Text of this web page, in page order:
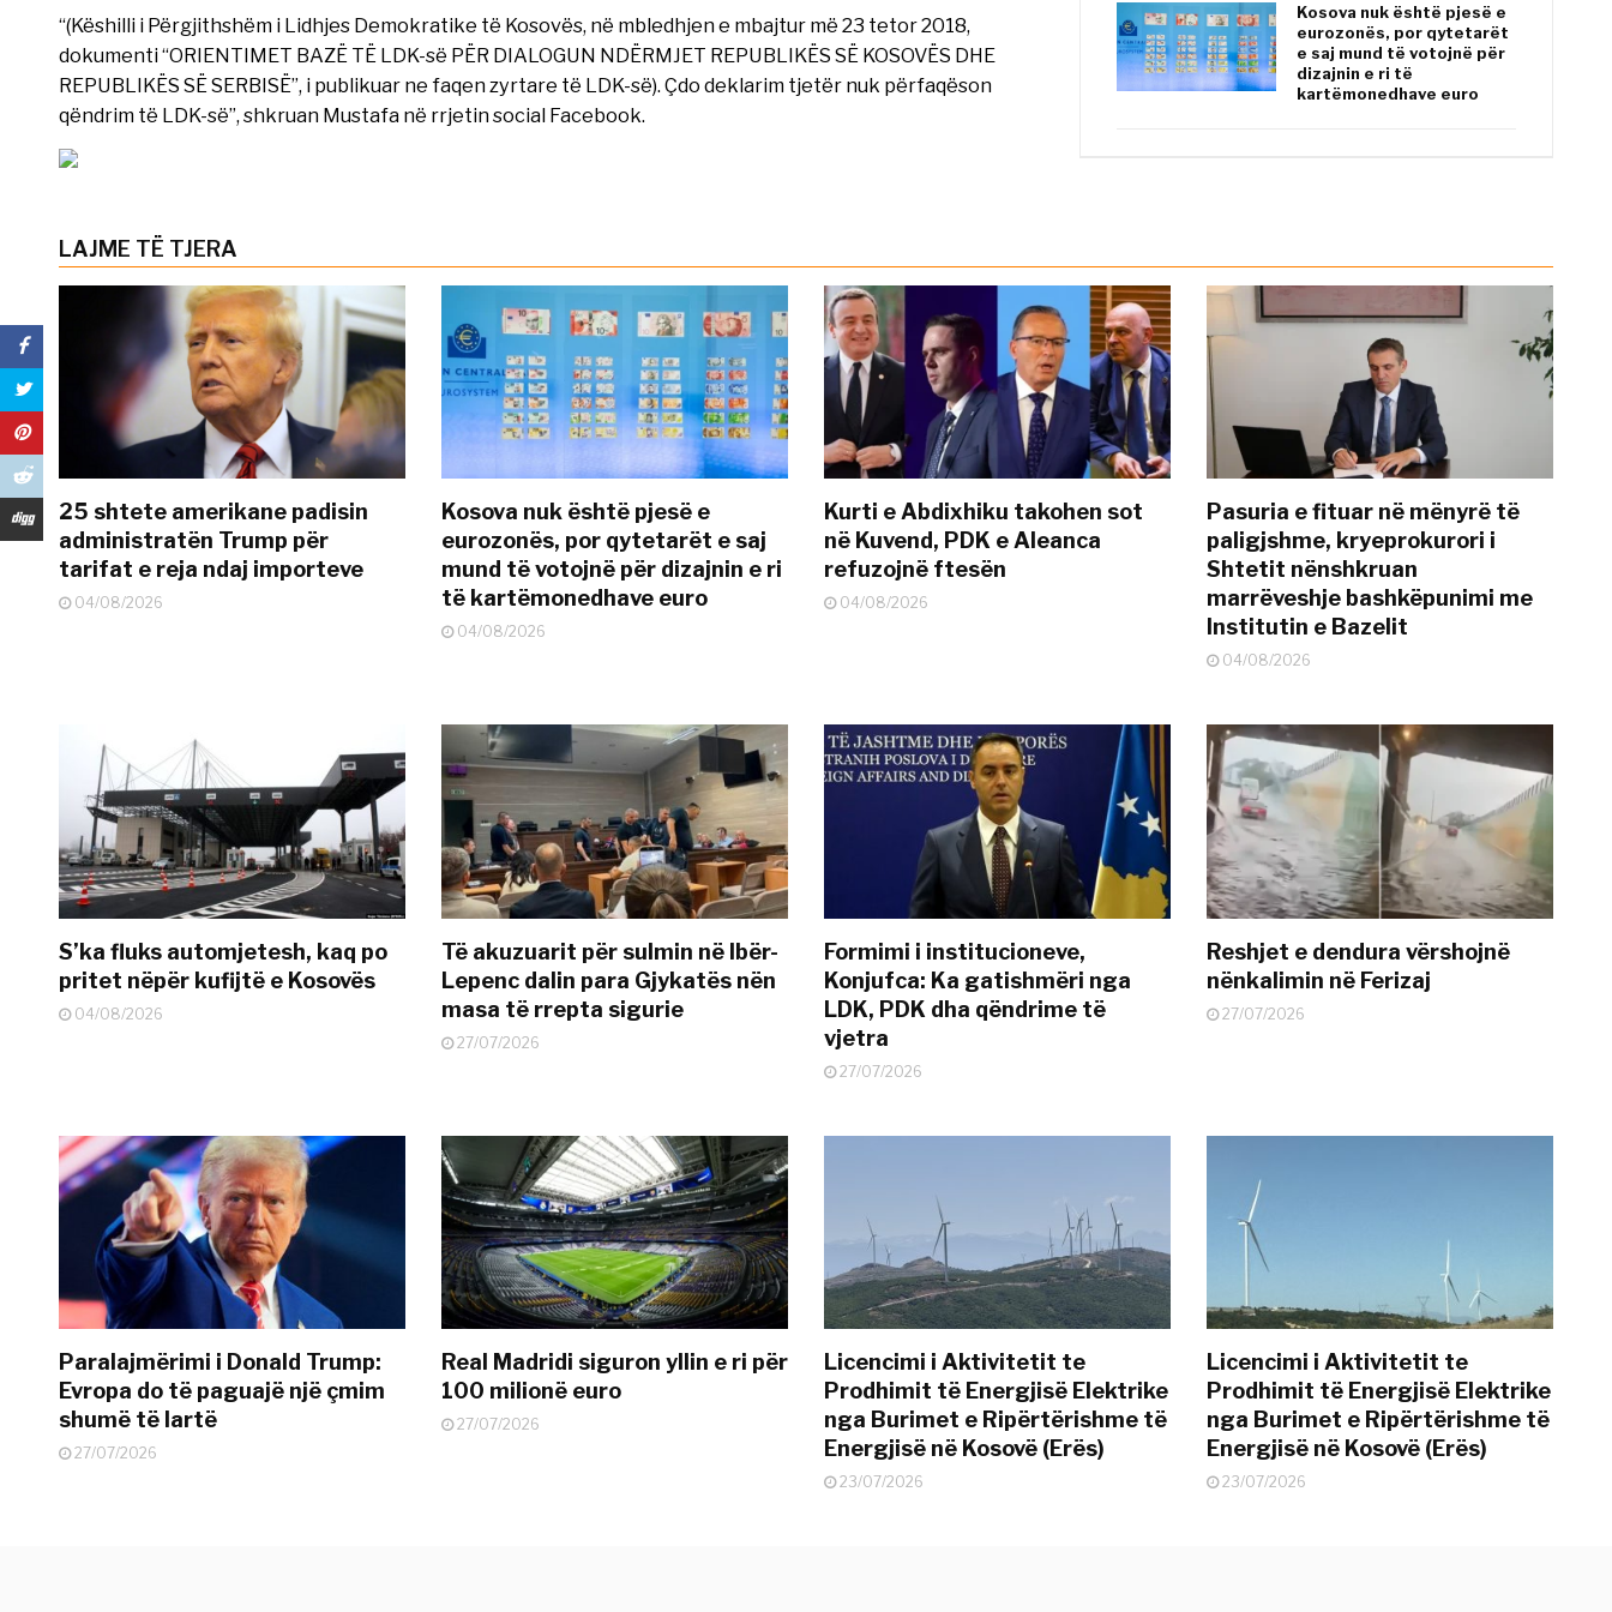
“(Këshilli i Përgjithshëm i Lidhjes Demokratike të Kosovës, në mbledhjen e mbajtur më 23 tetor 2018,
dokumenti “ORIENTIMET BAZË TË LDK-së PËR DIALOGUN NDËRMJET REPUBLIKËS SË KOSOVËS DHE
REPUBLIKËS SË SERBISË”, i publikuar ne faqen zyrtare të LDK-së). Çdo deklarim tjetër nuk përfaqëson
qëndrim të LDK-së”, shkruan Mustafa në rrjetin social Facebook.
Kosova nuk është pjesë e
eurozonës, por qytetarët
e saj mund të votojnë për
dizajnin e ri të
kartëmonedhave euro
LAJME TË TJERA
25 shtete amerikane padisin
administratën Trump për
tarifat e reja ndaj importeve
04/08/2026
Kosova nuk është pjesë e
eurozonës, por qytetarët e saj
mund të votojnë për dizajnin e ri
të kartëmonedhave euro
04/08/2026
Kurti e Abdixhiku takohen sot
në Kuvend, PDK e Aleanca
refuzojnë ftesën
04/08/2026
Pasuria e fituar në mënyrë të
paligjshme, kryeprokurori i
Shtetit nënshkruan
marrëveshje bashkëpunimi me
Institutin e Bazelit
04/08/2026
S’ka fluks automjetesh, kaq po
pritet nëpër kufijtë e Kosovës
04/08/2026
Të akuzuarit për sulmin në Ibër-
Lepenc dalin para Gjykatës nën
masa të rrepta sigurie
27/07/2026
Formimi i institucioneve,
Konjufca: Ka gatishmëri nga
LDK, PDK dha qëndrime të
vjetra
27/07/2026
Reshjet e dendura vërshojnë
nënkalimin në Ferizaj
27/07/2026
Paralajmërimi i Donald Trump:
Evropa do të paguajë një çmim
shumë të lartë
27/07/2026
Real Madridi siguron yllin e ri për
100 milionë euro
27/07/2026
Licencimi i Aktivitetit te
Prodhimit të Energjisë Elektrike
nga Burimet e Ripërtërishme të
Energjisë në Kosovë (Erës)
23/07/2026
Licencimi i Aktivitetit te
Prodhimit të Energjisë Elektrike
nga Burimet e Ripërtërishme të
Energjisë në Kosovë (Erës)
23/07/2026